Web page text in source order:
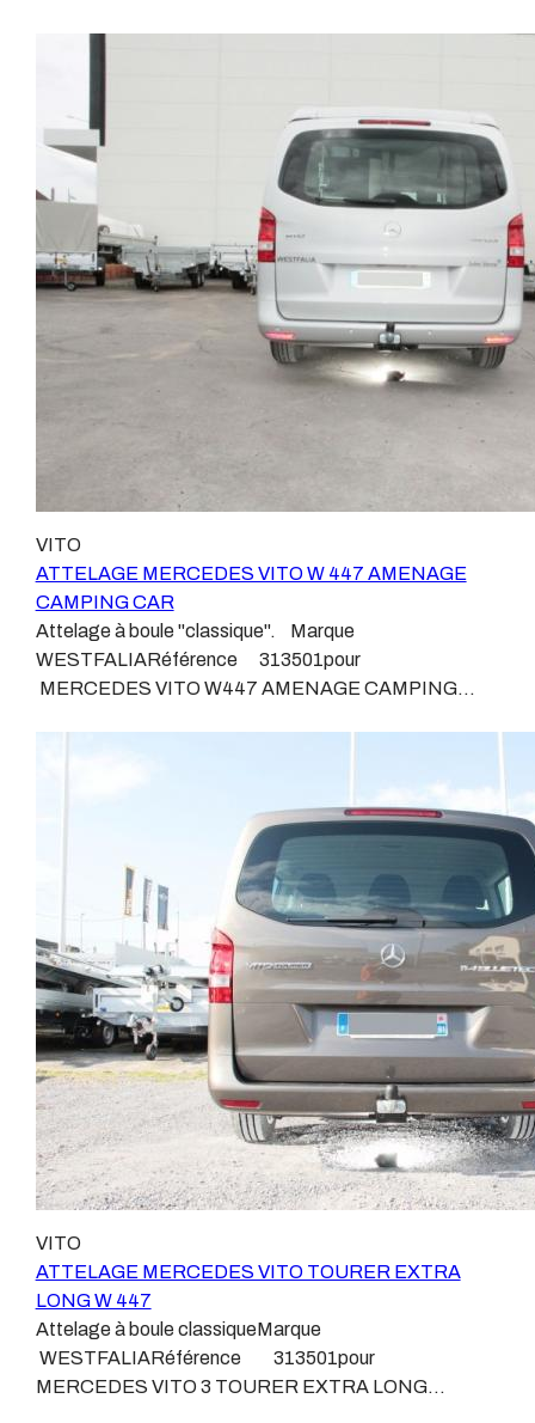
….Nous n’installons (quand ils existent) que des
emplacements prévus et suivant les normes
constructeurs.En dehors de quelques rares cas, nous
ne montons jamais de faisceau appelé : adaptable,
universel, modulable, smart…., et quand nous le
faisons, s’il n’existe pas d’autre choix, nous utilisons le
plus haut de gamme du marché, le plus fiable et le plus
stable.Il faut savoir que le montage d’un faisceau non
conforme ou adaptable vous fera perdre tout recours et
toute garantie auprès du constructeur en cas de
défaillance. Ce genre de faisceau est souvent mal
monté, alimenté par les éclairages intérieurs et fait
courir de vrai risque technique à votre véhicule.Nous
montage non conforme.Voilà pourquoi il est nécessaire
agréé, habitué à poser des attelages et respectant les
normes, nous ne transigeons pas sur ces points.Les
différentes dénominations pour un attelage sont
:Attelage pour voiture, crochet d’attelage, boule pour
voiture, attache remorque, attache voiture, attelage
camion, crochet voiture, attache auto, boule pour
conjugue avec ATTELAGE depuis 1968.Les temps ont
changé depuis les premiers attelages fabriqués à la
demande dans l’atelier, autour d’un poste à souder et
d’un étau.L’évolution technique et la normalisation sont
passées par là.Maintenant un attelage doit être
homologué, c’est le cas de tous les produits que nous
proposons, sans exception !Nous ne travaillons qu’avec
les marques homologuées à même d’assurer le suivi de
leurs produits :ATTELAGES
WESTFALIAATTELAGES SIARRATTELAGES
BRINKATTELAGES THULEATTELAGES
BOISNIERATTELAGES GDWATTELAGES
ARAGONLe faisceau électrique est devenu le produit le
plus technique, lui aussi est soumis à normalisation et
homologation.Le faisceau est connecté à votre
véhicule, il doit être prévu à cet effet, supporter les
vibrations et les contraintes auquel il peut être soumis.
Dans certains cas le faisceau connecté modifie la
gestion des assistances à la conduite type EPS, ABS,
….Nous n’installons (quand ils existent) que des
spécifiquement pour votre véhicule, se branchant aux
constructeurs.En dehors de quelques rares cas, nous
ne montons jamais de faisceau appelé : adaptable,
universel, modulable, smart…., et quand nous le
faisons, s’il n’existe pas d’autre choix, nous utilisons le
plus haut de gamme du marché, le plus fiable et le plus
stable.Il faut savoir que le montage d’un faisceau non
conforme ou adaptable vous fera perdre tout recours et
toute garantie auprès du constructeur en cas de
défaillance. Ce genre de faisceau est souvent mal
monté, alimenté par les éclairages intérieurs et fait
courir de vrai risque technique à votre véhicule.Nous
n’intervenons pas sur les véhicules ayant ce type de
montage non conforme.Voilà pourquoi il est nécessaire
de confier la pose d'un attelage à un professionnel
agréé, habitué à poser des attelages et respectant les
différentes dénominations pour un attelage sont
:Attelage pour voiture, crochet d’attelage, boule pour
voiture, attache remorque, attache voiture, attelage
camion, crochet voiture, attache auto, boule pour
remorque, boule d’arrimage, crochet d’attache.
VITO
ATTELAGE MERCEDES VITO W 447 AMENAGE
CAMPING CAR
Attelage à boule "classique". Marque
WESTFALIARéférence 313501pour
MERCEDES VITO W447 AMENAGE CAMPING
kg Anhängerkupplung MERCEDES VITO W447
AMENAGE CAMPING CAR Patrick Remorques se
conjugue avec ATTELAGE depuis 1968. Les temps ont
changé depuis les premiers attelages fabriqués à la
demande dans l’atelier, autour d’un poste à souder et
d’un étau. L’évolution technique et la normalisation sont
passées par là. Maintenant un attelage doit être
homologué, c’est le cas de tous les produits que nous
proposons, sans exception ! Nous ne travaillons
qu’avec les marques homologuées à même d’assurer le
suivi de leurs produits :ATTELAGES
WESTFALIAATTELAGES SIARRATTELAGES
BRINKATTELAGES THULEATTELAGES
BOISNIERATTELAGES GDWATTELAGES
ARAGON Le faisceau électrique est devenu le produit
le plus technique, lui aussi est soumis à normalisation et
homologation. Le faisceau est connecté à votre
véhicule, il doit être prévu à cet effet, supporter les
vibrations et les contraintes auquel il peut être soumis.
Dans certains cas le faisceau connecté modifie la
gestion des assistances à la conduite type EPS, ABS,
VITO
ATTELAGE MERCEDES VITO TOURER EXTRA
LONG W 447
Attelage à boule classiqueMarque
WESTFALIARéférence 313501pour
MERCEDES VITO 3 TOURER EXTRA LONG